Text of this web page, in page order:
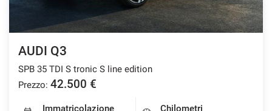
AUDI Q3
SPB 35 TDI S tronic S line edition
Prezzo: 42.500 €
Immatricolazione Chilometri